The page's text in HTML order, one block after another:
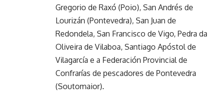
Gregorio de Raxó (Poio), San Andrés de
Lourizán (Pontevedra), San Juan de
Redondela, San Francisco de Vigo, Pedra da
Oliveira de Vilaboa, Santiago Apóstol de
Vilagarcía e a Federación Provincial de
Confrarías de pescadores de Pontevedra
(Soutomaior).